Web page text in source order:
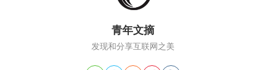
青年文摘
发现和分享互联网之美